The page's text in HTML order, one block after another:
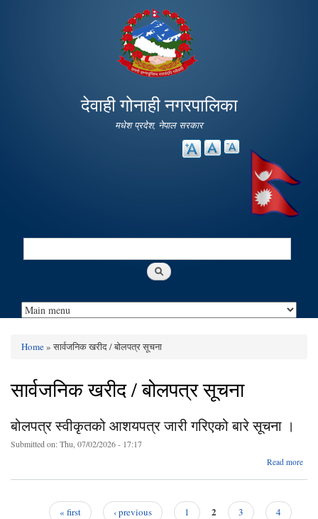
main
content
देवाही गोनाही नगरपालिका
मधेश प्रदेश, नेपाल सरकार
Search
Home» सार्वजनिक खरीद / बोलपत्र सूचना
सार्वजनिक खरीद / बोलपत्र सूचना
बोलपत्र स्वीकृतको आशयपत्र जारी गरिएको बारे सूचना ।
Submitted on:Thu, 07/02/2026 - 17:17
Read more
« first ‹ previous 1 2 3
4